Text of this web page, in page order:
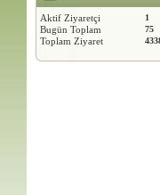
Aktif Ziyaretçi 1
Bugün Toplam 75
Toplam Ziyaret